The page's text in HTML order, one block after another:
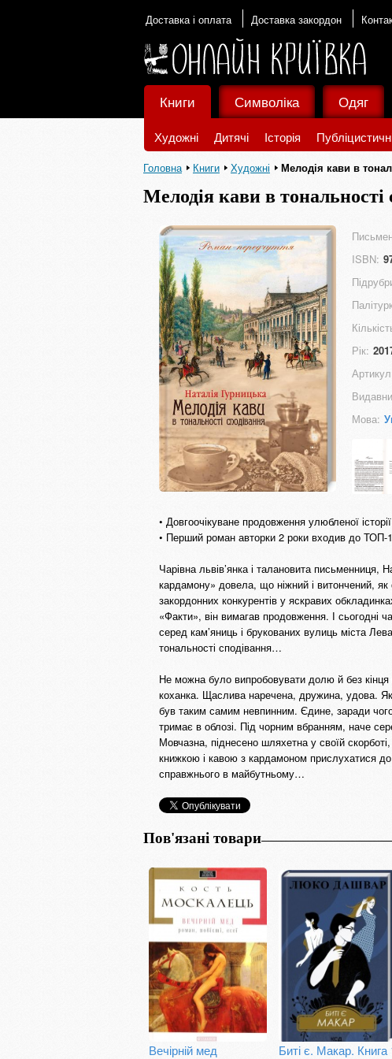
Доставка і оплата Доставка закордон
Книги
Художні Дитячі Історія
Символіка Одяг
Головна Книги Художні Мелодія кави в
Мелодія кави в тональності
ISBN:
Рік:
Мова:
• Довгоочікуване продовження улюбленої історії
• Перший роман авторки 2 роки входив до ТОП-
Чарівна львів’янка і талановита
кардамону» довела, що ніжний і витончений,
закордонних конкурентів у яскравих
«Факти», він вимагав продовження. І сьогодні
серед кам’яниць і брукованих вулиць міста
тональності сподівання…
Не можна було випробовувати долю й без
коханка. Щаслива наречена, дружина, удова.
був таким самим невпинним. Єдине, заради
тримає в облозі. Під чорним вбранням, наче
Мовчазна, піднесено шляхетна у своїй
книжкою і кавою з кардамоном прислухатися до
справжнього в майбутньому…
Пов'язані товари
Вечірній мед Биті є. Макар. Книга